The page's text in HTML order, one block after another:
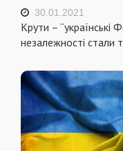
30.01.2021
Крути – “українські
незалежності стали